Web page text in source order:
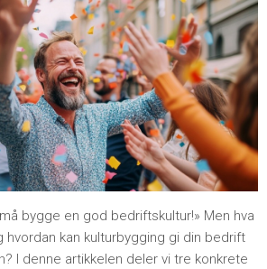
bygge en god bedriftskultur!» Men hva
kan kulturbygging gi din bedrift
I denne artikkelen deler vi tre konkrete